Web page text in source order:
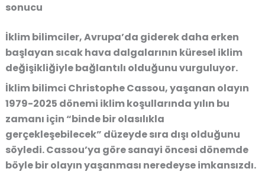
sonucu
İklim bilimciler, Avrupa’da giderek daha erken
başlayan sıcak hava dalgalarının küresel iklim
değişikliğiyle bağlantılı olduğunu vurguluyor.
İklim bilimci Christophe Cassou, yaşanan olayın
1979-2025 dönemi iklim koşullarında yılın bu
zamanı için “binde bir olasılıkla
gerçekleşebilecek” düzeyde sıra dışı olduğunu
söyledi. Cassou’ya göre sanayi öncesi dönemde
böyle bir olayın yaşanması neredeyse imkansızdı.